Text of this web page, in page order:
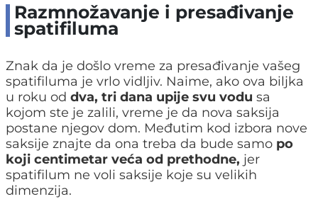
Razmnožavanje i presađivanje
spatifiluma
Znak da je došlo vreme za presađivanje vašeg
spatifiluma je vrlo vidljiv. Naime, ako ova biljka
u roku od dva, tri dana upije svu vodu sa
kojom ste je zalili, vreme je da nova saksija
postane njegov dom. Međutim kod izbora nove
saksije znajte da ona treba da bude samo po
koji centimetar veća od prethodne, jer
spatifilum ne voli saksije koje su velikih
dimenzija.